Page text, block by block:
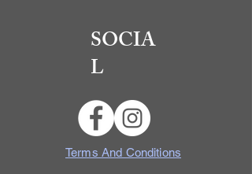
SOCIA
L
Terms And Conditions